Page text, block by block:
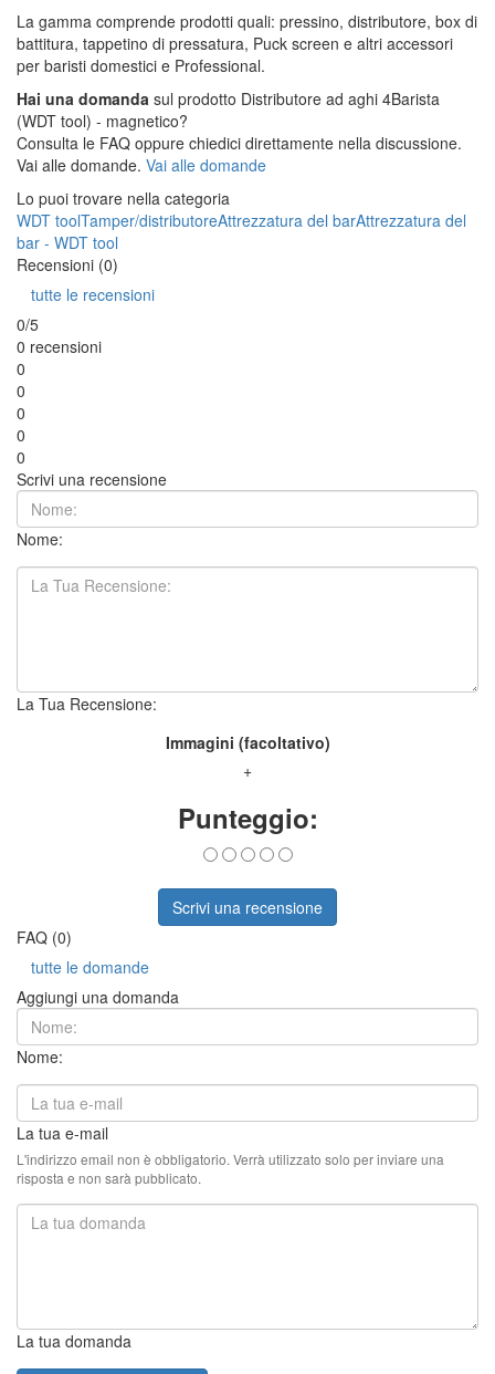
La gamma comprende prodotti quali: pressino, distributore, box di
battitura, tappetino di pressatura, Puck screen e altri accessori
per baristi domestici e Professional.
Hai una domanda sul prodotto Distributore ad aghi 4Barista
(WDT tool) - magnetico?
Consulta le FAQ oppure chiedici direttamente nella discussione.
Vai alle domande. Vai alle domande
Lo puoi trovare nella categoria
WDT toolTamper/distributoreAttrezzatura del barAttrezzatura del
bar - WDT tool
Recensioni (0)
tutte le recensioni
0/5
0 recensioni
0
0
0
0
0
Scrivi una recensione
Nome:
La Tua Recensione:
Immagini (facoltativo)
+
Punteggio:
Scrivi una recensione
FAQ (0)
tutte le domande
Aggiungi una domanda
Nome:
La tua e-mail
L'indirizzo email non è obbligatorio. Verrà utilizzato solo per inviare una
risposta e non sarà pubblicato.
La tua domanda